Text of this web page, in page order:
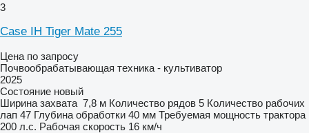
3
Case IH Tiger Mate 255
Цена по запросу
Почвообрабатывающая техника - культиватор
2025
Состояние новый
Ширина захвата 7,8 м Количество рядов 5 Количество рабочих
лап 47 Глубина обработки 40 мм Требуемая мощность трактора
200 л.с. Рабочая скорость 16 км/ч